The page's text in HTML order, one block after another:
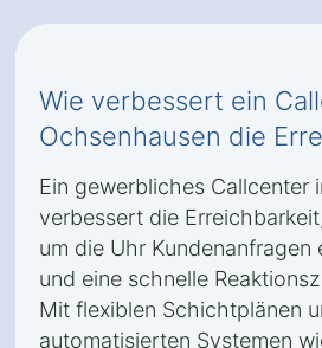
Wie verbessert ein
Ochsenhausen die
Ein gewerbliches Callcenter
verbessert die
um die Uhr Kundenanfragen
und eine schnelle
Mit flexiblen Schichtplänen
automatisierten Systemen